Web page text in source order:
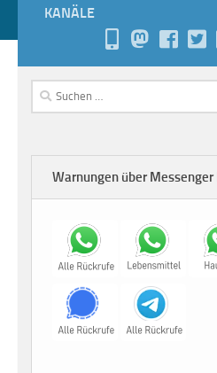
KANÄLE
Suchen
nach:
Warnungen über Messenger